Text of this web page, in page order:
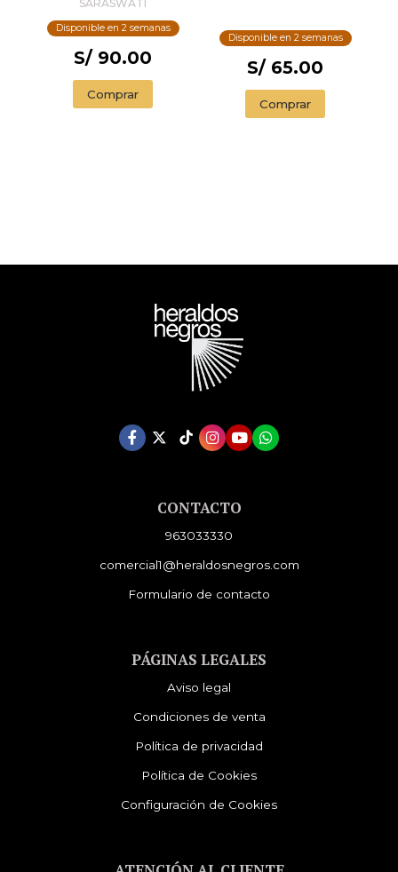
SARASWATI
Disponible en 2 semanas
S/ 90.00
Comprar
Disponible en 2 semanas
S/ 65.00
Comprar
CONTACTO
963033330
comercial1@heraldosnegros.com
Formulario de contacto
PÁGINAS LEGALES
Aviso legal
Condiciones de venta
Política de privacidad
Política de Cookies
Configuración de Cookies